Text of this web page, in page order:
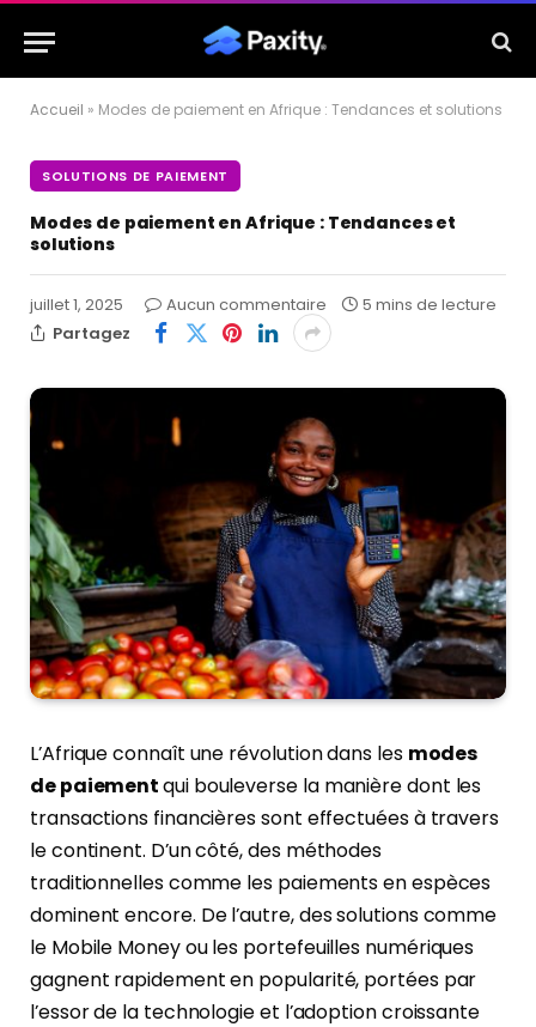
Accueil » Modes de paiement en Afrique : Tendances et solutions
SOLUTIONS DE PAIEMENT
Modes de paiement en Afrique : Tendances et
solutions
juillet 1, 2025 Aucun commentaire
5 mins de lecture
Partagez
L’Afrique connaît une révolution dans les modes
de paiementqui bouleverse la manière dont les
transactions financières sont effectuées à travers
le continent. D’un côté, des méthodes
traditionnelles comme les paiements en espèces
dominent encore. De l’autre, des solutions comme
le Mobile Money ou les portefeuilles numériques
gagnent rapidement en popularité, portées par
l’essor de la technologie et l’adoption croissante